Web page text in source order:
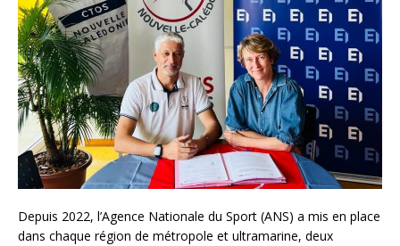
Depuis 2022, l’Agence Nationale du Sport (ANS) a mis en place
dans chaque région de métropole et ultramarine, deux